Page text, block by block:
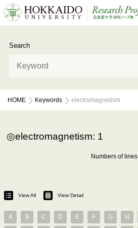
Search
HOME Keywords electromagnetism
electromagnetism: 1
Numbers of lines
View All View Detail
A B C D E F G H